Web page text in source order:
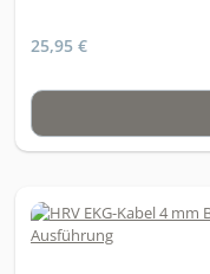
25,95 €